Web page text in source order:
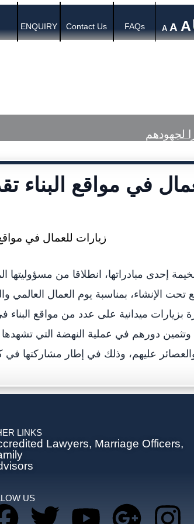
ENQUIRY Contact Us FAQs A A A
لجهودهم
في مواقع البناء
إحدى مبادراتها، انطلاقا من مسؤوليتها
تحت الإنشاء، بمناسبة يوم العمال
ميدانية على عدد من مواقع البناء في
دورهم في عملية النهضة التي تشهدها
LINKS
Lawyers, Marriage Officers,
US